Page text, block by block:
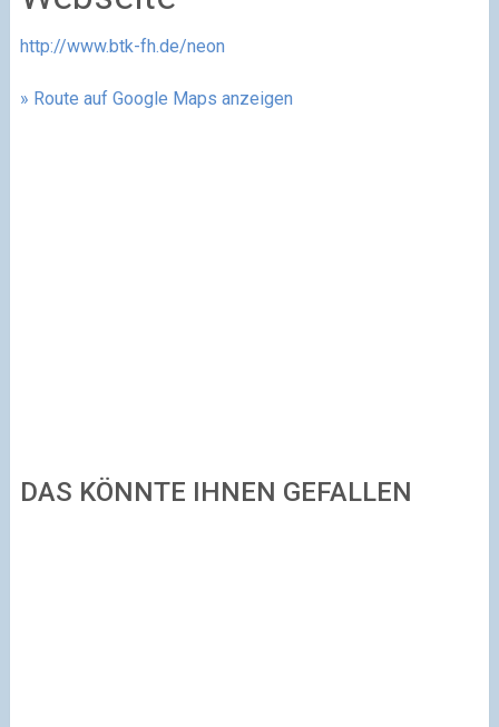
http://www.btk-fh.de/neon
» Route auf Google Maps anzeigen
DAS KÖNNTE IHNEN GEFALLEN